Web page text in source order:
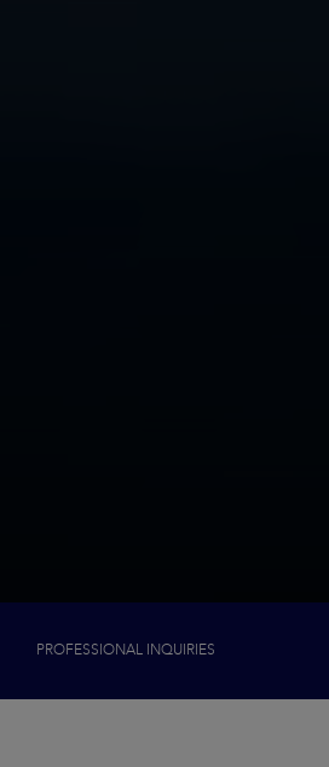
PROFESSIONAL INQUIRIES